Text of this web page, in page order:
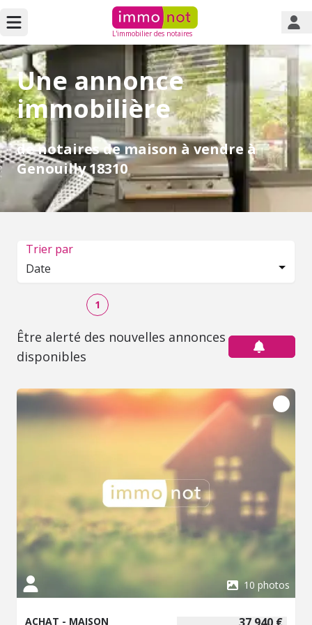
L'immobilier des notaires
Une annonce
immobilière
de notaires de maison à vendre à
Genouilly 18310
Trier par
Date
1
Être alerté des nouvelles annonces
disponibles
10 photos
ACHAT - MAISON